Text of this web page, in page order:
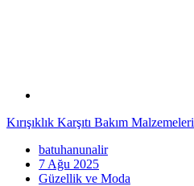
Kırışıklık Karşıtı Bakım Malzemeleri
batuhanunalir
7 Ağu 2025
Güzellik ve Moda